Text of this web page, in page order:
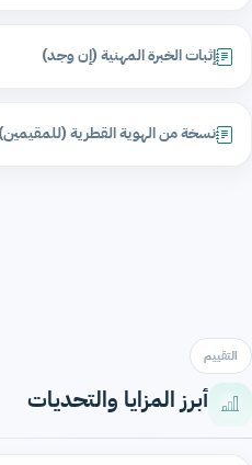
إثبات الخبرة المهنية (إن وجد)
نسخة من الهوية القطرية (للمقيمين)
التقييم
أبرز المزايا والتحديات